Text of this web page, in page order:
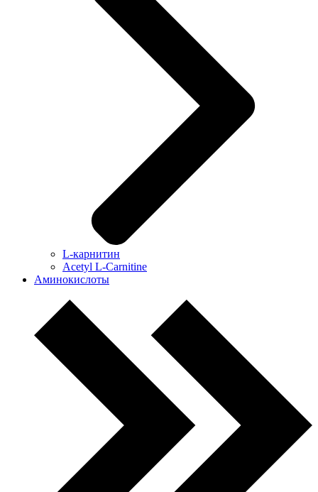
L-карнитин
Acetyl L-Carnitine
Аминокислоты